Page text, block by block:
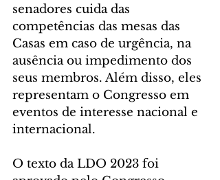
senadores cuida das
competências das mesas das
Casas em caso de urgência, na
ausência ou impedimento dos
seus membros. Além disso, eles
representam o Congresso em
eventos de interesse nacional e
internacional.
O texto da LDO 2023 foi